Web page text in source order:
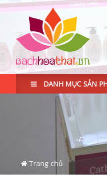
DANH MỤC SẢN
Trang chủ